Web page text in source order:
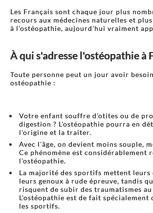
Les Français sont chaque jour plus
recours aux médecines naturelles et
à l’ostéopathie, aujourd'hui vraiment
À qui s'adresse l'ostéopathie à
Toute personne peut un jour avoir
ostéopathie :
Votre enfant souffre d'otites ou de
digestion ? L'ostéopathie pourra en
l'origine et la traiter.
Avec l'âge, on devient moins souple,
Ce phénomène est considérablement
l'ostéopathie.
La majorité des sportifs mettent leurs
leurs genoux à rude épreuve, tandis
risquent de subir des traumatismes au
L'ostéopathie est de fait spécialement
les sportifs.